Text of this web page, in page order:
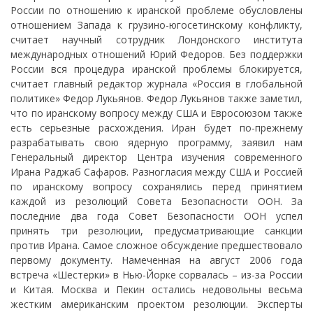
России по отношению к иранской проблеме обусловлены
отношением Запада к грузино-югосетинскому конфликту,
считает научный сотрудник Лондонского института
международных отношений Юрий Федоров. Без поддержки
России вся процедура иранской проблемы блокируется,
считает главный редактор журнала «Россия в глобальной
политике» Федор Лукьянов. Федор Лукьянов также заметил,
что по иранскому вопросу между США и Евросоюзом также
есть серьезные расхождения. Иран будет по-прежнему
разрабатывать свою ядерную программу, заявил нам
Генеральный директор Центра изучения современного
Ирана Раджаб Сафаров. Разногласия между США и Россией
по иранскому вопросу сохранялись перед принятием
каждой из резолюций Совета Безопасности ООН. За
последние два года Совет Безопасности ООН успел
принять три резолюции, предусматривающие санкции
против Ирана. Самое сложное обсуждение предшествовало
первому документу. Намеченная на август 2006 года
встреча «Шестерки» в Нью-Йорке сорвалась – из-за России
и Китая. Москва и Пекин остались недовольны весьма
жестким американским проектом резолюции. Эксперты